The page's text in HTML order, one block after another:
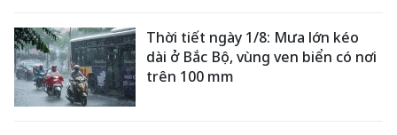
Thời tiết ngày 1/8: Mưa lớn kéo
dài ở Bắc Bộ, vùng ven biển có nơi
trên 100 mm